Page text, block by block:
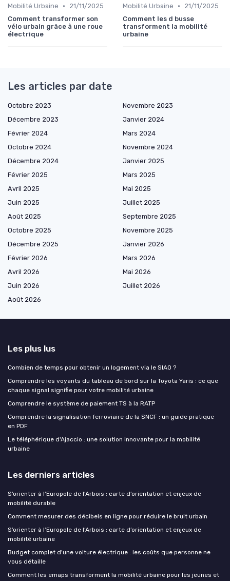
Mobilité Urbaine •
21/11/2025
Comment transformer son
vélo urbain grâce à une roue
électrique
Mobilité Urbaine •
21/11/2025
Comment les d busse
transforment la mobilité
urbaine
Les articles par date
Octobre 2023
Novembre 2023
Décembre 2023
Janvier 2024
Février 2024
Mars 2024
Octobre 2024
Novembre 2024
Décembre 2024
Janvier 2025
Février 2025
Mars 2025
Avril 2025
Mai 2025
Juin 2025
Juillet 2025
Août 2025
Septembre 2025
Octobre 2025
Novembre 2025
Décembre 2025
Janvier 2026
Février 2026
Mars 2026
Avril 2026
Mai 2026
Juin 2026
Juillet 2026
Août 2026
Les plus lus
Combien de temps pour obtenir un logement via le SIAO ?
Comprendre les voyants du tableau de bord sur la Toyota Yaris : ce que
chaque signal signifie pour votre mobilité urbaine
Comprendre le système de paiement TS à la RATP
Comprendre la signalisation ferroviaire de la SNCF : un guide pratique
en PDF
Le téléphérique d'Ajaccio : une solution innovante pour la mobilité
urbaine
Les derniers articles
S’orienter à l’Europole de l’Arbois : carte d’orientation et enjeux de
mobilité durable
Comment mesurer des décibels en ligne pour réduire le bruit urbain
S’orienter à l’Europole de l’Arbois : carte d’orientation et enjeux de
mobilité urbaine
Budget complet d'une voiture électrique : les coûts que personne ne
vous détaille
Comment les emaps transforment la mobilité urbaine pour les jeunes et